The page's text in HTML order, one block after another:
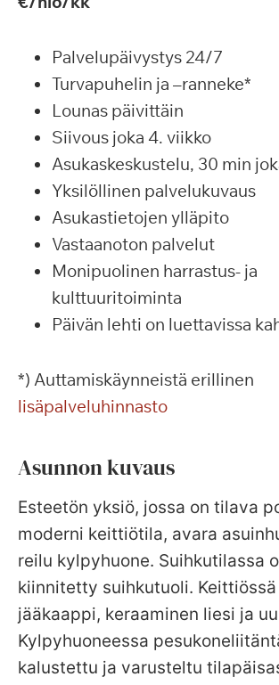
Palvelupäivystys 24/7
Turvapuhelin ja –ranneke*
Lounas päivittäin
Siivous joka 4. viikko
Asukaskeskustelu, 30 min
Yksilöllinen palvelukuvaus
Asukastietojen ylläpito
Vastaanoton palvelut
Monipuolinen harrastus- ja
kulttuuritoiminta
Päivän lehti on luettavissa
*) Auttamiskäynneistä erillinen
lisäpalveluhinnasto
Asunnon kuvaus
Esteetön yksiö, jossa on tilava
moderni keittiötila, avara
reilu kylpyhuone. Suihkutilassa
kiinnitetty suihkutuoli. Keittiössä
jääkaappi, keraaminen liesi ja
Kylpyhuoneessa
kalustettu ja varusteltu